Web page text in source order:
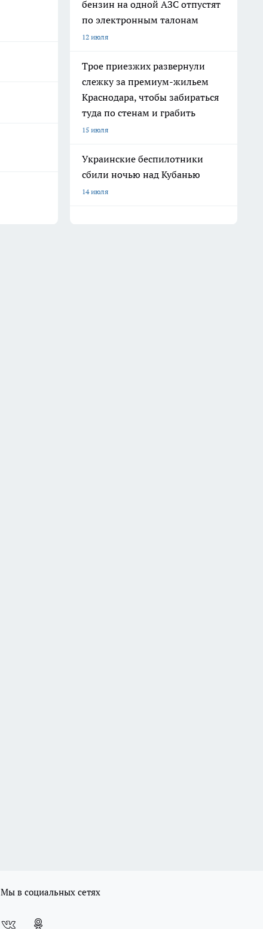
бензин на одной АЗС отпустят
по электронным талонам
12 июля
Трое приезжих развернули
слежку за премиум-жильем
Краснодара, чтобы забираться
туда по стенам и грабить
15 июля
Украинские беспилотники
сбили ночью над Кубанью
14 июля
Мы в социальных сетях